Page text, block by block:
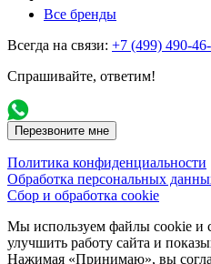
Все бренды
Всегда на связи: +7 (499) 490-
Спрашивайте, ответим!
Перезвоните мне
Политика конфиденциальности
Обработка персональных
Сбор и обработка cookie
Мы используем файлы cookie и
улучшить работу сайта и
Нажимая «Принимаю», вы